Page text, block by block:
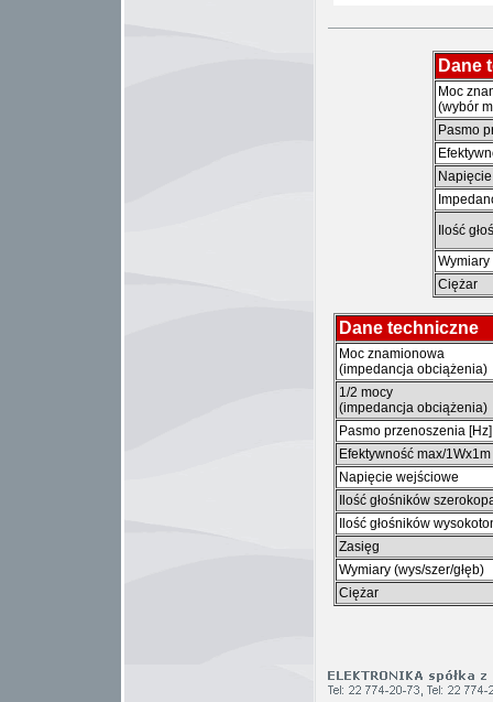
Dane
Moc
(wybór
Pasmo
Ilość
Wymiary
Ciężar
Dane techniczne
Moc znamionowa
(impedancja obciążenia)
1/2 mocy
(impedancja obciążenia)
Pasmo przenoszenia [Hz]
Efektywność max/1Wx1m
Napięcie wejściowe
Ilość głośników
Ilość głośników
Zasięg
Wymiary (wys/szer/głęb)
Ciężar